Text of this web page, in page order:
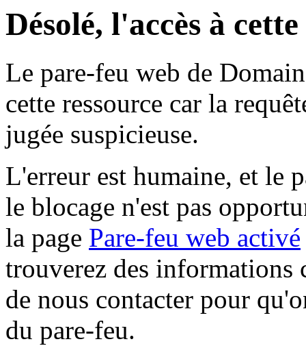
Désolé, l'accès à
Le pare-feu web de
cette ressource car la
jugée suspicieuse.
L'erreur est humaine, et le
le blocage n'est pas
la page Pare-feu web activé
trouverez des informations
de nous contacter pour
du pare-feu.